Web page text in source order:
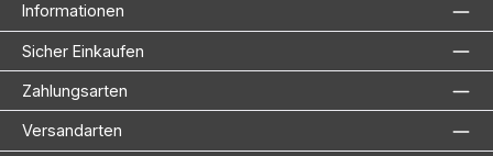
Informationen
Sicher Einkaufen
Zahlungsarten
Versandarten